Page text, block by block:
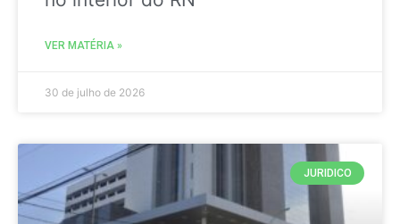
VER MATÉRIA »
30 de julho de 2026
JURIDICO